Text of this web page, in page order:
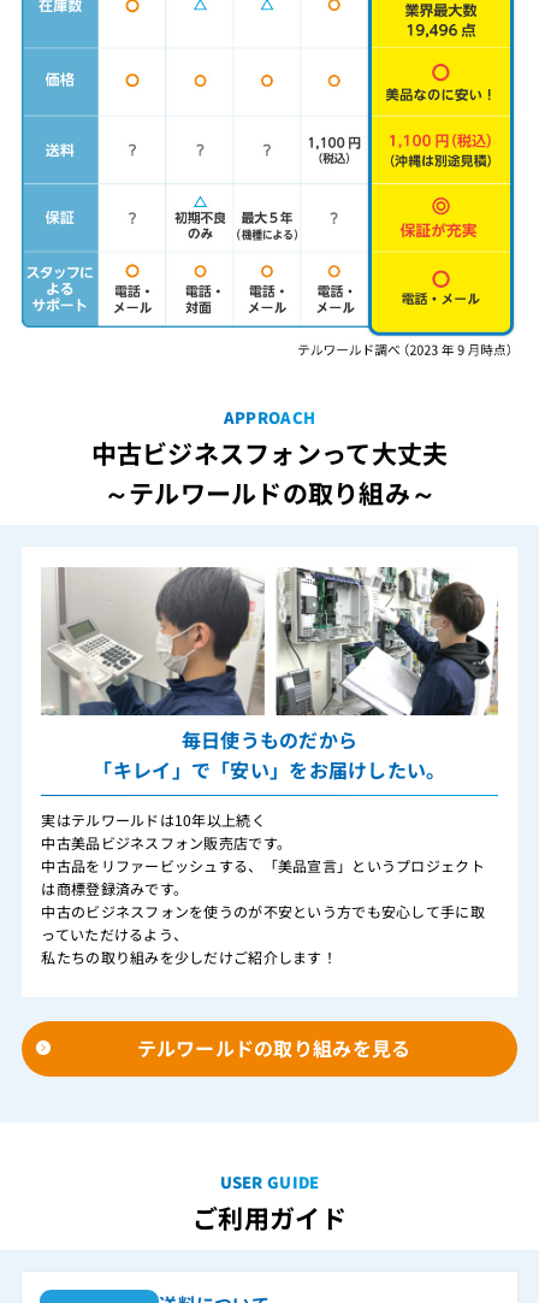
APPROACH
中古ビジネスフォンって大丈夫
～テルワールドの取り組み～
毎日使うものだから
「キレイ」で「安い」をお届けしたい。
実はテルワールドは10年以上続く
中古美品ビジネスフォン販売店です。
中古品をリファービッシュする、「美品宣言」というプロジェクト
は商標登録済みです。
中古のビジネスフォンを使うのが不安という方でも安心して手に取
っていただけるよう、
私たちの取り組みを少しだけご紹介します！
テルワールドの取り組みを見る
USER GUIDE
ご利用ガイド